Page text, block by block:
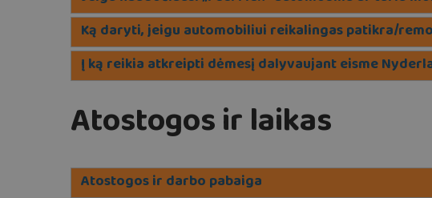
Ką daryti, jeigu automobiliui reikalingas patikra/
Į ką reikia atkreipti dėmesį dalyvaujant eisme
Atostogos ir laikas
Atostogos ir darbo pabaiga